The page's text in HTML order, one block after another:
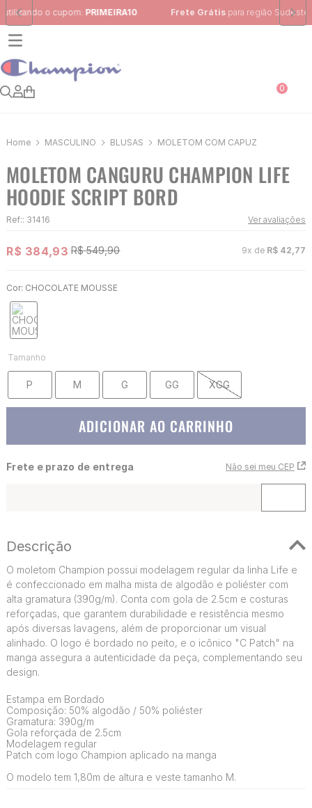
Frete Grátispara região Sudeste em pedidos acima de R$ 399,00
0
MASCULINO BLUSAS MOLETOM COM CAPUZ
MOLETOM CANGURU CHAMPION LIFE
HOODIE SCRIPT BORD
Ref:: 31416 Ver avaliações
R$ 384,93 R$ 549,90 9x de R$ 42 77
Cor: CHOCOLATE MOUSSE
Tamanho
P M G GG XGG
ADICIONAR AO CARRINHO
Frete e prazo de entrega Não sei meu CEP
Descrição
O moletom Champion possui modelagem regular da linha Life e
é confeccionado em malha mista de algodão e poliéster com
alta gramatura (390g/m). Conta com gola de 2.5cm e costuras
reforçadas, que garantem durabilidade e resistência mesmo
após diversas lavagens, além de proporcionar um visual
alinhado. O logo é bordado no peito, e o icônico "C Patch" na
manga assegura a autenticidade da peça, complementando seu
design.
Estampa em Bordado
Composição: 50% algodão / 50% poliéster
Gramatura: 390g/m
Gola reforçada de 2.5cm
Modelagem regular
Patch com logo Champion aplicado na manga
O modelo tem 1,80m de altura e veste tamanho M.